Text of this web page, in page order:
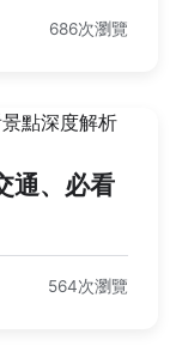
686次瀏覽
通、必看
564次瀏覽